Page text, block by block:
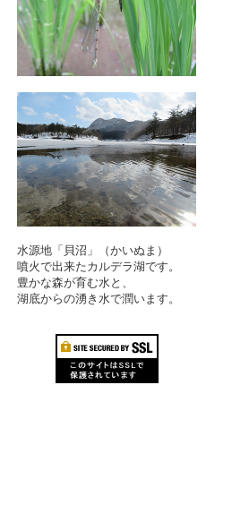
水源地「貝沼」（かいぬま）
噴火で出来たカルデラ湖です。
豊かな森が育む水と、
湖底からの湧き水で潤います。